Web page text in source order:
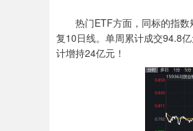
热门ETF方面，同标的指数
复10日线。单周累计成交94.8
计增持24亿元！